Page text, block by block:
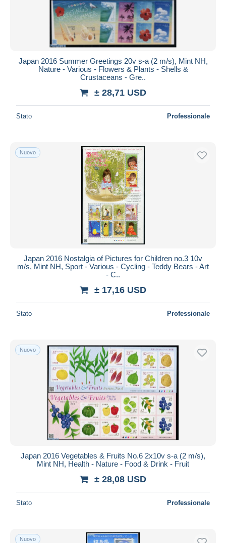
Japan 2016 Summer Greetings 20v s-a (2 m/s), Mint NH,
Nature - Various - Flowers & Plants - Shells &
Crustaceans - Gre..
± 28,71 USD
Stato Professionale
Nuovo
Japan 2016 Nostalgia of Pictures for Children no.3 10v
m/s, Mint NH, Sport - Various - Cycling - Teddy Bears - Art
- C..
± 17,16 USD
Stato Professionale
Nuovo
Japan 2016 Vegetables & Fruits No.6 2x10v s-a (2 m/s),
Mint NH, Health - Nature - Food & Drink - Fruit
± 28,08 USD
Stato Professionale
Nuovo